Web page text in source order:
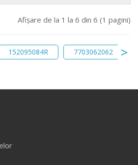
Afişare de la 1 la 6 din 6 (1 pagini)
152095084R 7703062062